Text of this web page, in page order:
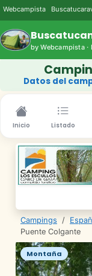
Webcampista
by Webcampista
Datos del
Inicio Listado
Campings /
Puente Colgante
Montaña